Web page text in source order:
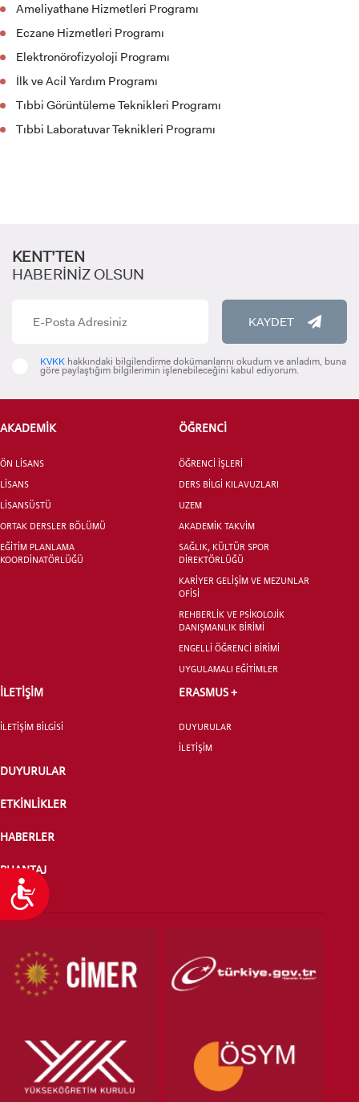
Ulaşılabilirlik
ADAY ÖĞRENCİ
ADAYLARI
ÖNLİSANS ve
LİSANS ADAY ÖĞRENCİ
YATAY GEÇİŞ
Ameliyathane Hizmetleri Programı
Eczane Hizmetleri Programı
Elektronörofizyoloji Programı
İlk ve Acil Yardım Programı
Tıbbi Görüntüleme Teknikleri Programı
Tıbbi Laboratuvar Teknikleri Programı
KENT’TEN
HABERİNİZ OLSUN
KAYDET
KVKK hakkındaki bilgilendirme dokümanlarını okudum ve anladım, buna
göre paylaştığım bilgilerimin işlenebileceğini kabul ediyorum.
AKADEMİK
ÖN LİSANS
LİSANS
LİSANSÜSTÜ
ORTAK DERSLER BÖLÜMÜ
EĞİTİM PLANLAMA
KOORDİNATÖRLÜĞÜ
ÖĞRENCİ
ÖĞRENCİ İŞLERİ
DERS BİLGİ KILAVUZLARI
UZEM
AKADEMİK TAKVİM
SAĞLIK, KÜLTÜR SPOR
DİREKTÖRLÜĞÜ
KARİYER GELİŞİM VE MEZUNLAR
OFİSİ
REHBERLİK VE PSİKOLOJİK
DANIŞMANLIK BİRİMİ
ENGELLİ ÖĞRENCİ BİRİMİ
UYGULAMALI EĞİTİMLER
İLETİŞİM
İLETİŞİM BİLGİSİ
ERASMUS +
DUYURULAR
İLETİŞİM
DUYURULAR
ETKİNLİKLER
HABERLER
PUANTAJ